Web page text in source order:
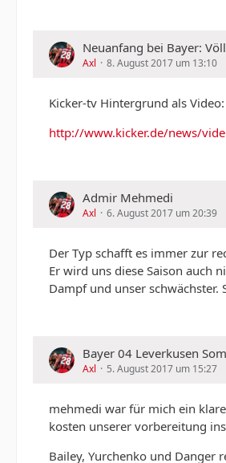
Neuanfang bei Bayer:
Axl 8. August 2017 um 13:10
Kicker-tv Hintergrund als Video:
http://www.kicker.de/news/
Admir Mehmedi
Axl 6. August 2017 um 20:39
Der Typ schafft es immer zur
Er wird uns diese Saison auch
Dampf und unser schwächster.
Bayer 04 Leverkusen
Axl 5. August 2017 um 15:27
mehmedi war für mich ein
kosten unserer vorbereitung
Bailey, Yurchenko und Danger